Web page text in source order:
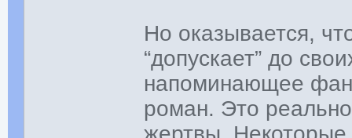
Но оказывается,
“допускает” до
напоминающее
роман. Это